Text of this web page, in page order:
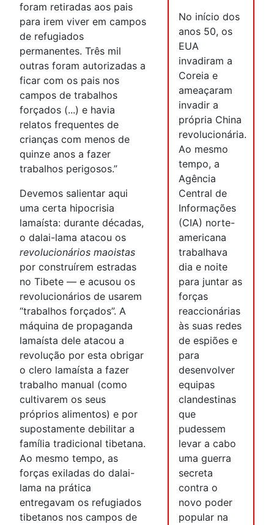
No início dos
anos 50, os
EUA
invadiram a
Coreia e
ameaçaram
invadir a
própria China
revolucionária.
Ao mesmo
tempo, a
Agência
Central de
Informações
(CIA) norte-
americana
trabalhava
dia e noite
para juntar as
forças
reaccionárias
às suas redes
de espiões e
para
desenvolver
equipas
clandestinas
que
pudessem
levar a cabo
uma guerra
secreta
contra o
novo poder
popular na
foram retiradas aos pais
para irem viver em campos
de refugiados
permanentes. Três mil
outras foram autorizadas a
ficar com os pais nos
campos de trabalhos
forçados (...) e havia
relatos frequentes de
crianças com menos de
quinze anos a fazer
trabalhos perigosos.”
Devemos salientar aqui
uma certa hipocrisia
lamaísta: durante décadas,
o dalai-lama atacou os
revolucionários maoistas
por construírem estradas
no Tibete — e acusou os
revolucionários de usarem
“trabalhos forçados”. A
máquina de propaganda
lamaísta dele atacou a
revolução por esta obrigar
o clero lamaísta a fazer
trabalho manual (como
cultivarem os seus
próprios alimentos) e por
supostamente debilitar a
família tradicional tibetana.
Ao mesmo tempo, as
forças exiladas do dalai-
lama na prática
entregavam os refugiados
tibetanos nos campos de